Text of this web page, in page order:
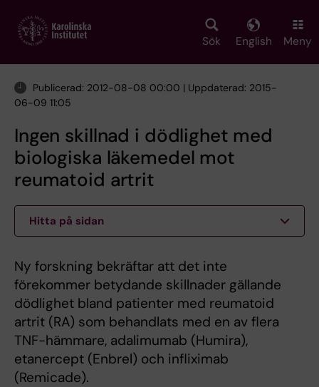
main
Sök English Meny
Publicerad: 2012-08-08 00:00 | Uppdaterad: 2015-
06-09 11:05
Ingen skillnad i dödlighet med
biologiska läkemedel mot
reumatoid artrit
Hitta på sidan
Ny forskning bekräftar att det inte
förekommer betydande skillnader gällande
dödlighet bland patienter med reumatoid
artrit (RA) som behandlats med en av flera
TNF-hämmare, adalimumab (Humira),
etanercept (Enbrel) och infliximab
(Remicade).